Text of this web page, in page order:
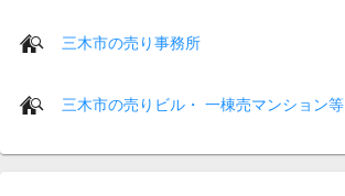
三木市の売り事務所
三木市の売りビル・ 一棟売マンション等